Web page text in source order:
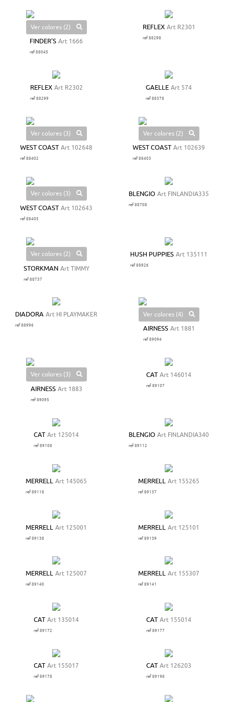
Ver colores (2)
FINDER'S Art 1666
ref 88045
REFLEX Art R2301
ref 88298
REFLEX Art R2302
ref 88299
GAELLE Art 574
ref 88378
Ver colores (3)
WEST COAST Art 102648
ref 88402
Ver colores (2)
WEST COAST Art 102639
ref 88403
Ver colores (3)
WEST COAST Art 102643
ref 88405
BLENGIO Art FINLANDIA335
ref 88708
Ver colores (2)
STORKMAN Art TIMMY
ref 88737
HUSH PUPPIES Art 135111
ref 88926
DIADORA Art HI PLAYMAKER
ref 88996
Ver colores (4)
AIRNESS Art 1881
ref 89094
Ver colores (3)
AIRNESS Art 1883
ref 89095
CAT Art 146014
ref 89107
CAT Art 125014
ref 89108
BLENGIO Art FINLANDIA340
ref 89112
MERRELL Art 145065
ref 89118
MERRELL Art 155265
ref 89137
MERRELL Art 125001
ref 89138
MERRELL Art 125101
ref 89139
MERRELL Art 125007
ref 89140
MERRELL Art 155307
ref 89141
CAT Art 135014
ref 89172
CAT Art 155014
ref 89177
CAT Art 155017
ref 89178
CAT Art 126203
ref 89198